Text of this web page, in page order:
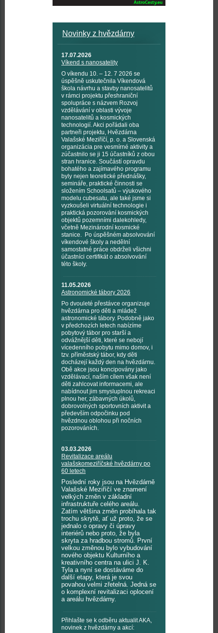
Novinky z hvězdárny
17.07.2026
Víkend s nanosatelity
O víkendu 10. – 12. 7 2026 se
úspěšně uskutečnila Víkendová
škola návrhu a stavby nanosatelitů
v rámci projektu přeshraniční
spolupráce s názvem Rozvoj
vzdělávání v oblasti vývoje
nanosatelitů a kosmických
technologií. Akci pořádali oba
partneři projektu, Hvězdárna
Valašské Meziříčí, p. o. a Slovenská
organizácia pre vesmírné aktivity a
zúčastnilo se ji 15 účastníků z obou
stran hranice. Součástí opravdu
bohatého a zajímavého programu
byly nejen teoretické přednášky,
semináře, praktické činnosti se
složením Schoolsatů – výukového
modelu cubesatu, ale také jsme si
vyzkoušeli virtuální technologie i
praktická pozorování kosmických
objektů pozemními dalekohledy,
včetně Mezinárodní kosmické
stanice. Po úspěšném absolvování
víkendové školy a nedělní
samostatné práce obdrželi všichni
účastníci certifikát o absolvování
této školy.
11.05.2026
Astronomické tábory 2026
Po dvouleté přestávce organizuje
hvězdárna pro děti a mládež
astronomické tábory. Podobně jako
v předchozích letech nabízíme
pobytový tábor pro starší a
odvážnější děti, které se nebojí
vícedenního pobytu mimo domov, i
tzv. příměstský tábor, kdy děti
docházejí každý den na hvězdárnu.
Obě akce jsou koncipovány jako
vzdělávací, naším cílem však není
děti zahlcovat informacemi, ale
nabídnout jim smysluplnou rekreaci
plnou her, zábavných úkolů,
dobrovolných sportovních aktivit a
především odpočinku pod
hvězdnou oblohou při nočních
pozorováních.
03.03.2026
Revitalizace areálu
valašskomeziříčské hvězdárny po
60 letech
Poslední roky jsou na Hvězdárně
Valašské Meziříčí ve znamení
velkých změn v základní
infrastruktuře celého areálu.
Zatím většina změn probíhala tak
trochu skrytě, ať už proto, že se
jednalo o opravy či úpravy
interiérů nebo proto, že byla
skryta za hradbou stromů. První
velkou změnou bylo vybudování
nového objektu Kulturního a
kreativního centra na ulici J. K.
Tyla a nyní se dostáváme do
další etapy, která je svou
povahou velmi zřetelná. Jedná se
o komplexní revitalizaci oplocení
a areálu hvězdárny.
Přihlašte se k odběru aktualit AKA,
novinek z hvězdárny a akcí: